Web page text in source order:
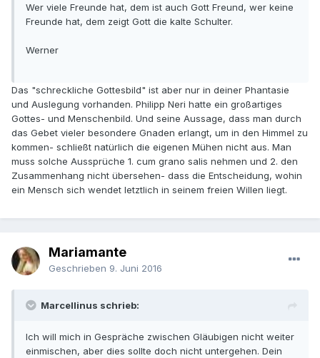
Wer viele Freunde hat, dem ist auch Gott Freund, wer keine
Freunde hat, dem zeigt Gott die kalte Schulter.
Werner
Das "schreckliche Gottesbild" ist aber nur in deiner Phantasie
und Auslegung vorhanden. Philipp Neri hatte ein großartiges
Gottes- und Menschenbild. Und seine Aussage, dass man durch
das Gebet vieler besondere Gnaden erlangt, um in den Himmel zu
kommen- schließt natürlich die eigenen Mühen nicht aus. Man
muss solche Aussprüche 1. cum grano salis nehmen und 2. den
Zusammenhang nicht übersehen- dass die Entscheidung, wohin
ein Mensch sich wendet letztlich in seinem freien Willen liegt.
Mariamante
Geschrieben 9. Juni 2016
Marcellinus schrieb:
Ich will mich in Gespräche zwischen Gläubigen nicht weiter
einmischen, aber dies sollte doch nicht untergehen. Dein